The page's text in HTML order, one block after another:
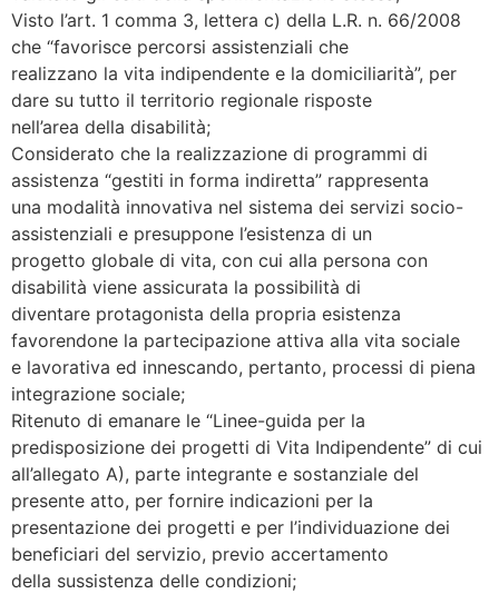
Visto l’art. 1 comma 3, lettera c) della L.R. n. 66/2008
che “favorisce percorsi assistenziali che
realizzano la vita indipendente e la domiciliarità”, per
dare su tutto il territorio regionale risposte
nell’area della disabilità;
Considerato che la realizzazione di programmi di
assistenza “gestiti in forma indiretta” rappresenta
una modalità innovativa nel sistema dei servizi socio-
assistenziali e presuppone l’esistenza di un
progetto globale di vita, con cui alla persona con
disabilità viene assicurata la possibilità di
diventare protagonista della propria esistenza
favorendone la partecipazione attiva alla vita sociale
e lavorativa ed innescando, pertanto, processi di piena
integrazione sociale;
Ritenuto di emanare le “Linee-guida per la
predisposizione dei progetti di Vita Indipendente” di cui
all’allegato A), parte integrante e sostanziale del
presente atto, per fornire indicazioni per la
presentazione dei progetti e per l’individuazione dei
beneficiari del servizio, previo accertamento
della sussistenza delle condizioni;